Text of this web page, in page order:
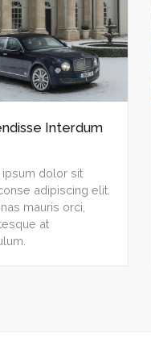
Interdum
ipsum dolor sit
adipiscing elit.
mauris orci,
at